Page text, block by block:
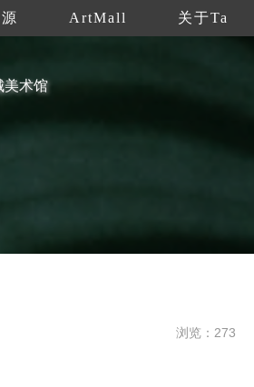
ArtMall 关于Ta
美术馆
浏览：273